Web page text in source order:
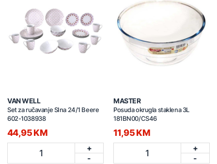
VAN WELL
Set za ručavanje SIna 24/1 Beere
602-1038938
44,95 KM
1
+
-
MASTER
Posuda okrugla staklena 3L
181BN00/CS46
11,95 KM
1
+
-